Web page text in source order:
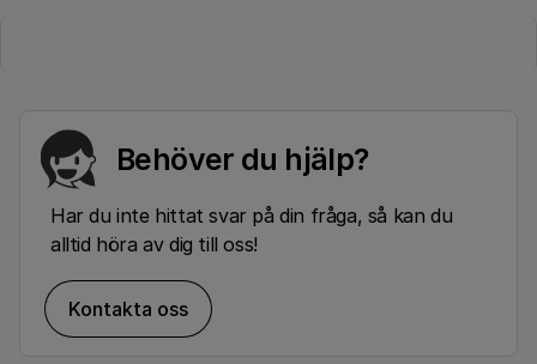
Behöver du hjälp?
Har du inte hittat svar på din fråga, så kan du
alltid höra av dig till oss!
Kontakta oss